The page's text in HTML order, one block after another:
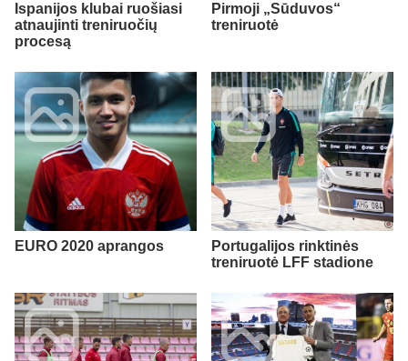
Ispanijos klubai ruošiasi
atnaujinti treniruočių
procesą
Pirmoji „Sūduvos“
treniruotė
EURO 2020 aprangos
Portugalijos rinktinės
treniruotė LFF stadione